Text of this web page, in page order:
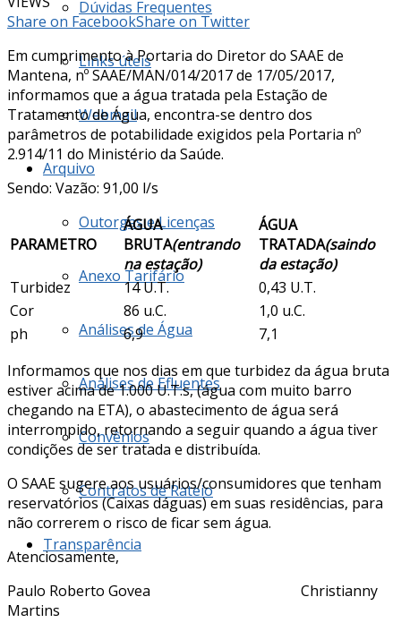
Dúvidas Frequentes
Links úteis
Webmail
Arquivo
Outorgas e Licenças
Anexo Tarifário
Análises de Água
Análises de Efluentes
Convênios
Contratos de Rateio
Transparência
Share on FacebookShare on Twitter
Em cumprimento à Portaria do Diretor do SAAE de
Mantena, nº SAAE/MAN/014/2017 de 17/05/2017,
informamos que a água tratada pela Estação de
Tratamento de Água, encontra-se dentro dos
parâmetros de potabilidade exigidos pela Portaria nº
2.914/11 do Ministério da Saúde.
Sendo: Vazão: 91,00 l/s
PARAMETRO
ÁGUA
BRUTA(entrando
na estação)
ÁGUA
TRATADA(saindo
da estação)
Turbidez
14 U.T.
0,43 U.T.
Cor
86 u.C.
1,0 u.C.
ph
6,9
7,1
Informamos que nos dias em que turbidez da água bruta
estiver acima de 1.000 U.T.s, (água com muito barro
chegando na ETA), o abastecimento de água será
interrompido, retornando a seguir quando a água tiver
condições de ser tratada e distribuída.
O SAAE sugere aos usuários/consumidores que tenham
reservatórios (Caixas dáguas) em suas residências, para
não correrem o risco de ficar sem água.
Atenciosamente,
Paulo Roberto Govea Christianny
Martins